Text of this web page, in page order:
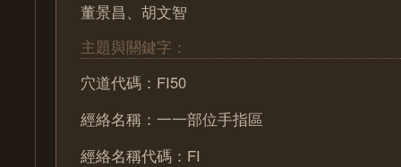
董景昌、胡文智
主題與關鍵字：
穴道代碼：FI50
經絡名稱：一一部位手指區
經絡名稱代碼：FI